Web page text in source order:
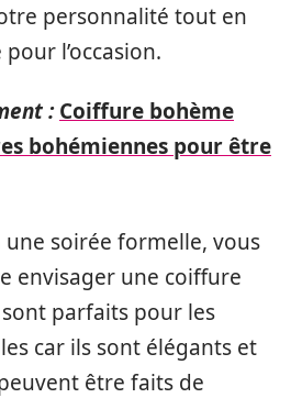
personnalité tout en
l’occasion.
: Coiffure bohème
bohémiennes pour être
une soirée formelle, vous
envisager une coiffure
parfaits pour les
car ils sont élégants et
être faits de